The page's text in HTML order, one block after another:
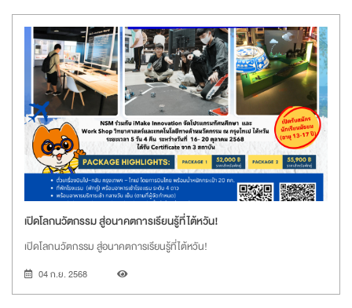
เปิดโลกนวัตกรรม สู่อนาคตการเรียนรู้ที่ไต้หวัน!
เปิดโลกนวัตกรรม สู่อนาคตการเรียนรู้ที่ไต้หวัน!
04 ก.ย. 2568